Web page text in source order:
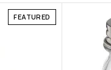
FEATURED